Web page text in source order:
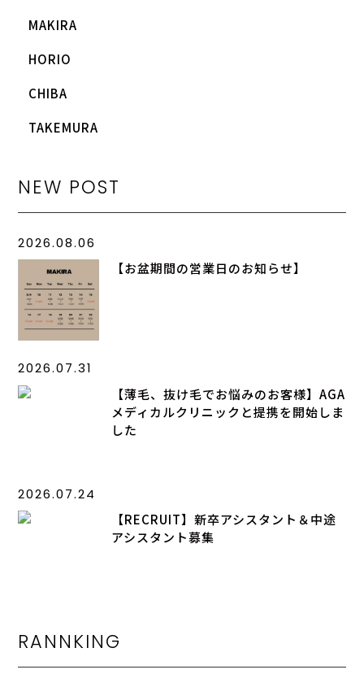
MAKIRA
HORIO
CHIBA
TAKEMURA
NEW POST
2026.08.06
【お盆期間の営業日のお知らせ】
2026.07.31
【薄毛、抜け毛でお悩みのお客様】AGA
メディカルクリニックと提携を開始しま
した
2026.07.24
【RECRUIT】新卒アシスタント＆中途
アシスタント募集
RANNKING